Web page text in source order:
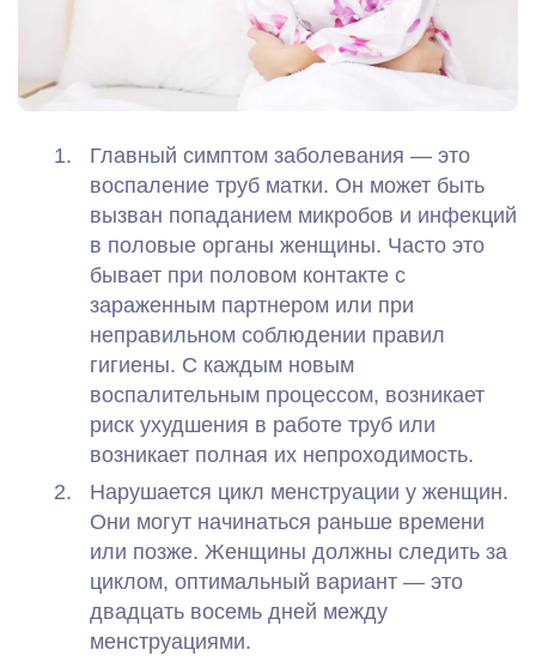
Главный симптом заболевания — это
воспаление труб матки. Он может быть
вызван попаданием микробов и инфекций
в половые органы женщины. Часто это
бывает при половом контакте с
зараженным партнером или при
неправильном соблюдении правил
гигиены. С каждым новым
воспалительным процессом, возникает
риск ухудшения в работе труб или
возникает полная их непроходимость.
Нарушается цикл менструации у женщин.
Они могут начинаться раньше времени
или позже. Женщины должны следить за
циклом, оптимальный вариант — это
двадцать восемь дней между
менструациями.